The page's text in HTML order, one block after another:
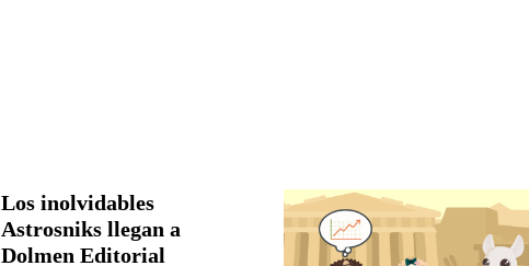
Los inolvidables
Astrosniks llegan a
Dolmen Editorial